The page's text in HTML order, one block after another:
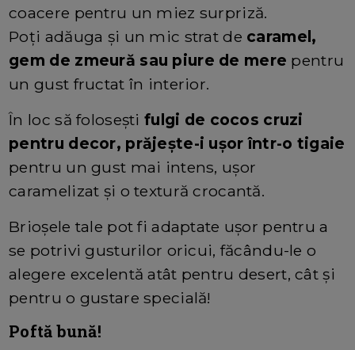
coacere pentru un miez surpriză.
Poți adăuga și un mic strat de caramel,
gem de zmeură sau piure de mere pentru
un gust fructat în interior.
În loc să folosești fulgi de cocos cruzi
pentru decor, prăjește-i ușor într-o tigaie
pentru un gust mai intens, ușor
caramelizat și o textură crocantă.
Brioșele tale pot fi adaptate ușor pentru a
se potrivi gusturilor oricui, făcându-le o
alegere excelentă atât pentru desert, cât și
pentru o gustare specială!
Poftă bună!